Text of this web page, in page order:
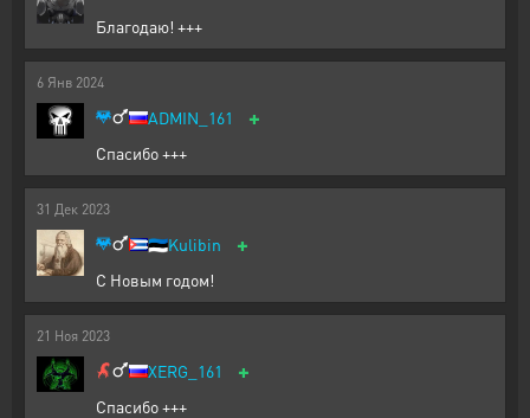
Благодаю! +++
6 Янв 2024
ADMIN_161 +
Спасибо +++
31 Дек 2023
🇪🇪Kulibin +
С Новым годом!
21 Ноя 2023
XERG_161 +
Спасибо +++